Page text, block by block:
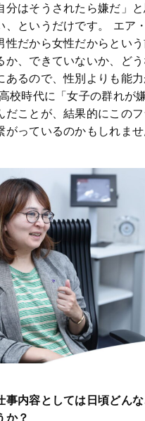
はそうされたら嫌だ」と
、というだけです。 エア
性だから女性だからとい
か、できていないか、ど
あるので、性別よりも能
校時代に「女子の群れが
だことが、結果的にこの
っているのかもしれませ
内容としては日頃どん
か？